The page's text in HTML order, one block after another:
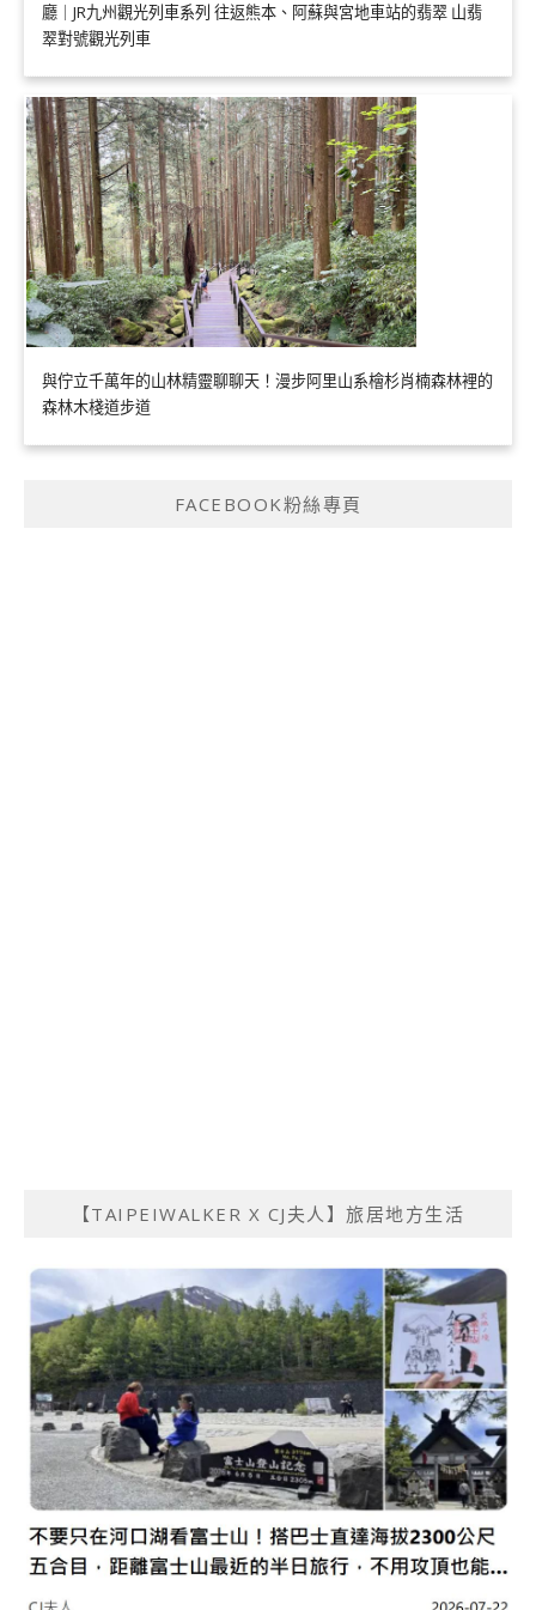
廳｜JR九州觀光列車系列 往返熊本、阿蘇與宮地車站的翡翠 山翡
翠對號觀光列車
與佇立千萬年的山林精靈聊聊天！漫步阿里山系檜杉肖楠森林裡的
森林木棧道步道
FACEBOOK粉絲專頁
【TAIPEIWALKER X CJ夫人】旅居地方生活